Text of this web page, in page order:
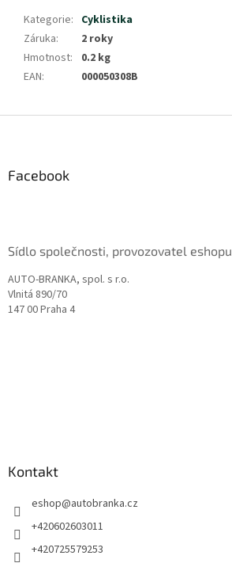
Kategorie: Cyklistika
Záruka:
2 roky
Hmotnost:
0.2 kg
EAN: 000050308B
Facebook
Sídlo společnosti, provozovatel eshopu
AUTO-BRANKA, spol. s r.o.
Vlnitá 890/70
147 00 Praha 4
Kontakt
eshop@autobranka.cz
+420602603011
+420725579253